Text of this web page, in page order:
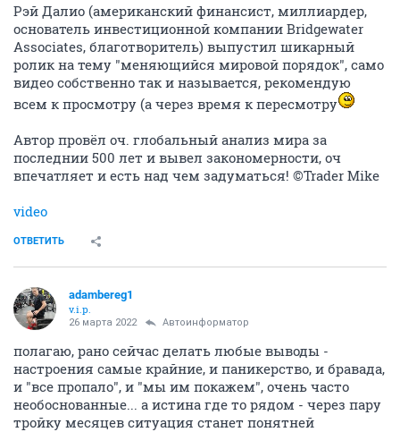
Рэй Далио (американский финансист, миллиардер,
основатель инвестиционной компании Bridgewater
Associates, благотворитель) выпустил шикарный
ролик на тему "меняющийся мировой порядок", само
видео собственно так и называется, рекомендую
всем к просмотру (а через время к пересмотру
Автор провёл оч. глобальный анализ мира за
последнии 500 лет и вывел закономерности, оч
впечатляет и есть над чем задуматься! ©Trader Mike
video
ОТВЕТИТЬ
adambereg1
v.i.p.
26 марта 2022 Автоинформатор
полагаю, рано сейчас делать любые выводы -
настроения самые крайние, и паникерство, и бравада,
и "все пропало", и "мы им покажем", очень часто
необоснованные... а истина где то рядом - через пару
тройку месяцев ситуация станет понятней